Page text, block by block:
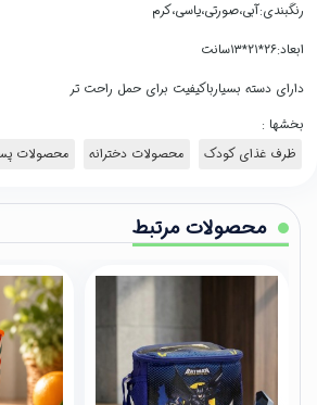
رنگبندی:آبی،صورتی،یاسی،کرم
ابعاد:۲۶*۲۱*۱۳سانت
دارای دسته بسیارباکیفیت برای حمل راحت تر
بخشها :
ظرف غذای کودک
محصولات دخترانه محصولات
محصولات مرتبط